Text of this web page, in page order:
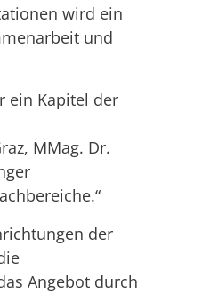
wird ein
und
ein Kapitel der
MMag. Dr.
der
Angebot durch